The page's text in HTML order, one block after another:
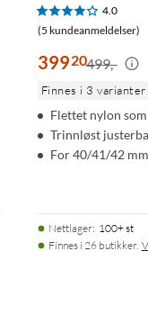
4.0
(5 kundeanmeldelser)
39920499,-
Finnes i 3 varianter
Flettet nylon
Trinnløst
For 40/41/42
Nettlager: 100+ st
Finnes i 26 butikker.